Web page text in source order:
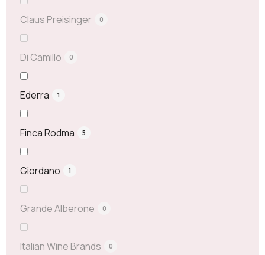
Claus Preisinger 0
Di Camillo 0
Ederra 1
Finca Rodma 5
Giordano 1
Grande Alberone 0
Italian Wine Brands 0